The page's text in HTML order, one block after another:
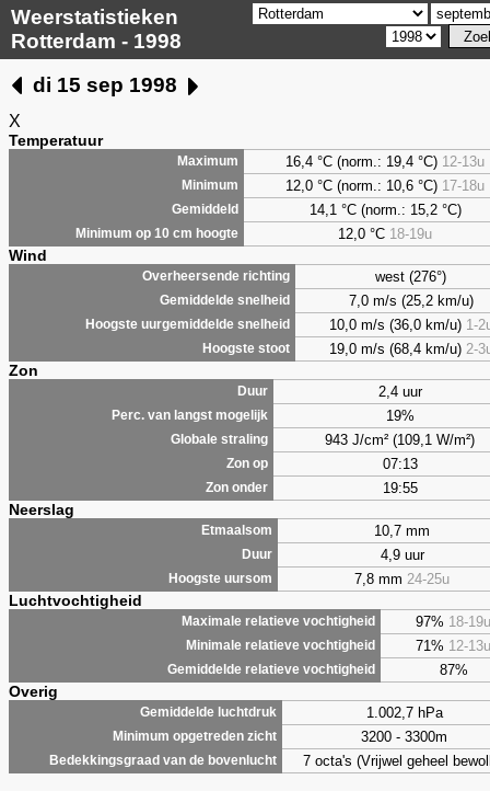
Weerstatistieken
Rotterdam - 1998
di 15 sep 1998
X
Temperatuur
Maximum 16,4 °C (norm.: 19,4 °C) 12-13u
Minimum 12,0 °C (norm.: 10,6 °C) 17-18u
Gemiddeld 14,1 °C (norm.: 15,2 °C)
Minimum op 10 cm hoogte 12,0 °C 18-19u
Wind
Overheersende richting west (276°)
Gemiddelde snelheid 7,0 m/s (25,2 km/u)
Hoogste uurgemiddelde snelheid 10,0 m/s (36,0 km/u) 1-
Hoogste stoot 19,0 m/s (68,4 km/u) 2-
Zon
Duur 2,4 uur
Perc. van langst mogelijk 19%
Globale straling 943 J/cm² (109,1 W/m²)
Zon op 07:13
Zon onder 19:55
Neerslag
Etmaalsom 10,7 mm
Duur 4,9 uur
Hoogste uursom 7,8 mm 24-25u
Luchtvochtigheid
Maximale relatieve vochtigheid 97% 18-19u
Minimale relatieve vochtigheid 71% 12-13u
Gemiddelde relatieve vochtigheid 87%
Overig
Gemiddelde luchtdruk 1.002,7 hPa
Minimum opgetreden zicht 3200 - 3300m
Bedekkingsgraad van de bovenlucht 7 octa's (Vrijwel geheel